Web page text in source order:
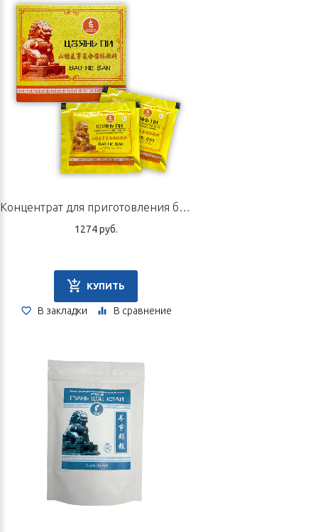
Концентрат для приготовления безалкогольного напитка «Цзянь Пи», 10 пак. по 5 г
1274 руб.
КУПИТЬ
В закладки В сравнение